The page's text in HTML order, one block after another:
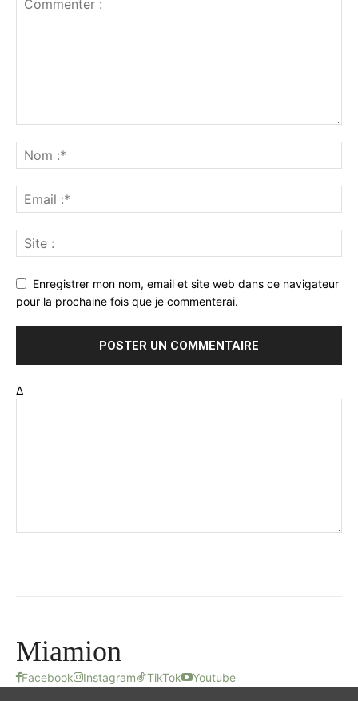
Enregistrer mon nom, email et site web dans ce navigateur
pour la prochaine fois que je commenterai.
Δ
Miamion
Facebook Instagram TikTok Youtube